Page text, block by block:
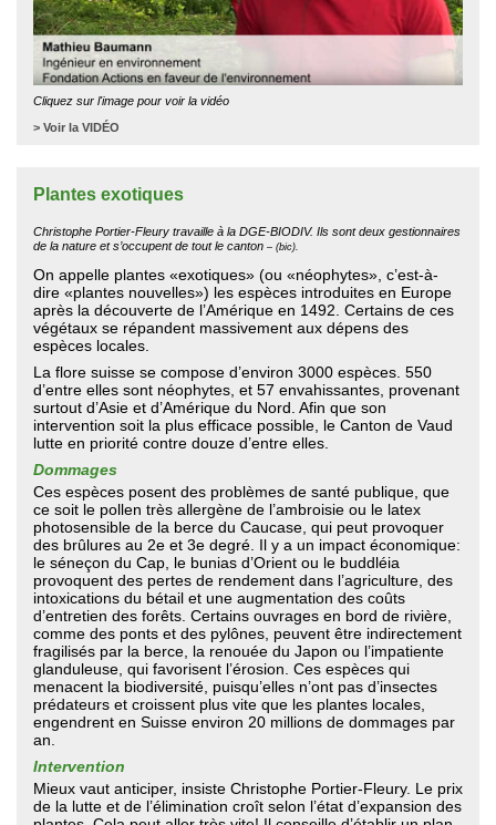
Cliquez sur l'image pour voir la vidéo
> Voir la VIDÉO
Plantes exotiques
Christophe Portier-Fleury travaille à la DGE-BIODIV. Ils sont deux gestionnaires
de la nature et s’occupent de tout le canton – (bic).
On appelle plantes «exotiques» (ou «néophytes», c’est-à-
dire «plantes nouvelles») les espèces introduites en Europe
après la découverte de l’Amérique en 1492. Certains de ces
végétaux se répandent massivement aux dépens des
espèces locales.
La flore suisse se compose d’environ 3000 espèces. 550
d’entre elles sont néophytes, et 57 envahissantes, provenant
surtout d’Asie et d’Amérique du Nord. Afin que son
intervention soit la plus efficace possible, le Canton de Vaud
lutte en priorité contre douze d’entre elles.
Dommages
Ces espèces posent des problèmes de santé publique, que
ce soit le pollen très allergène de l’ambroisie ou le latex
photosensible de la berce du Caucase, qui peut provoquer
des brûlures au 2e et 3e degré. Il y a un impact économique:
le séneçon du Cap, le bunias d’Orient ou le buddléia
provoquent des pertes de rendement dans l’agriculture, des
intoxications du bétail et une augmentation des coûts
d’entretien des forêts. Certains ouvrages en bord de rivière,
comme des ponts et des pylônes, peuvent être indirectement
fragilisés par la berce, la renouée du Japon ou l’impatiente
glanduleuse, qui favorisent l’érosion. Ces espèces qui
menacent la biodiversité, puisqu’elles n’ont pas d’insectes
prédateurs et croissent plus vite que les plantes locales,
engendrent en Suisse environ 20 millions de dommages par
an.
Intervention
Mieux vaut anticiper, insiste Christophe Portier-Fleury. Le prix
de la lutte et de l’élimination croît selon l’état d’expansion des